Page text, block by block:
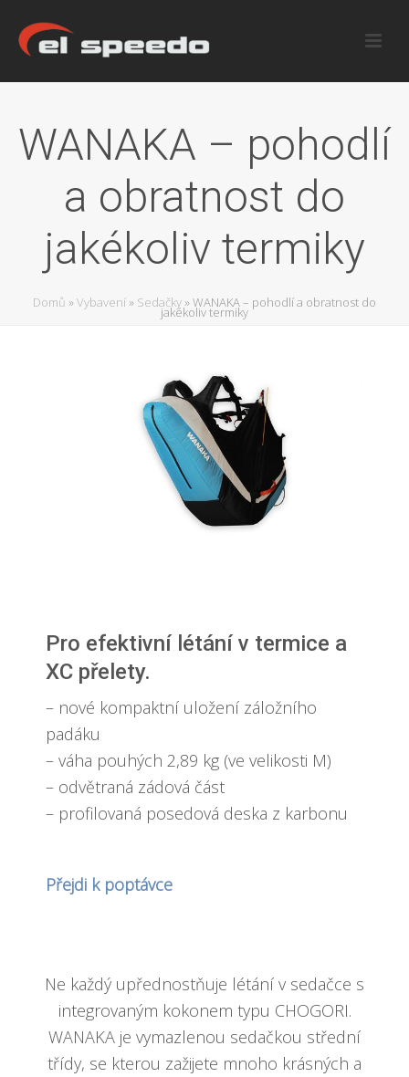
WANAKA – pohodlí
a obratnost do
jakékoliv termiky
Domů »Vybavení » Sedačky »WANAKA – pohodlí a obratnost do
jakékoliv termiky
Pro efektivní létání v termice a
XC přelety.
– nové kompaktní uložení záložního
padáku
– váha pouhých 2,89 kg (ve velikosti M)
– odvětraná zádová část
– profilovaná posedová deska z karbonu
Přejdi k poptávce
Ne každý upřednostňuje létání v sedačce s
integrovaným kokonem typu CHOGORI.
WANAKA je vymazlenou sedačkou střední
třídy, se kterou zažijete mnoho krásných a